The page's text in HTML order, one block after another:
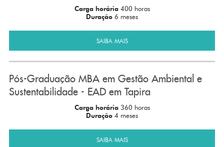
Carga horária 400 horas
Duração 6 meses
SAIBA MAIS
Pós-Graduação MBA em Gestão Ambiental e
Sustentabilidade - EAD em Tapira
Carga horária 360 horas
Duração 4 meses
SAIBA MAIS